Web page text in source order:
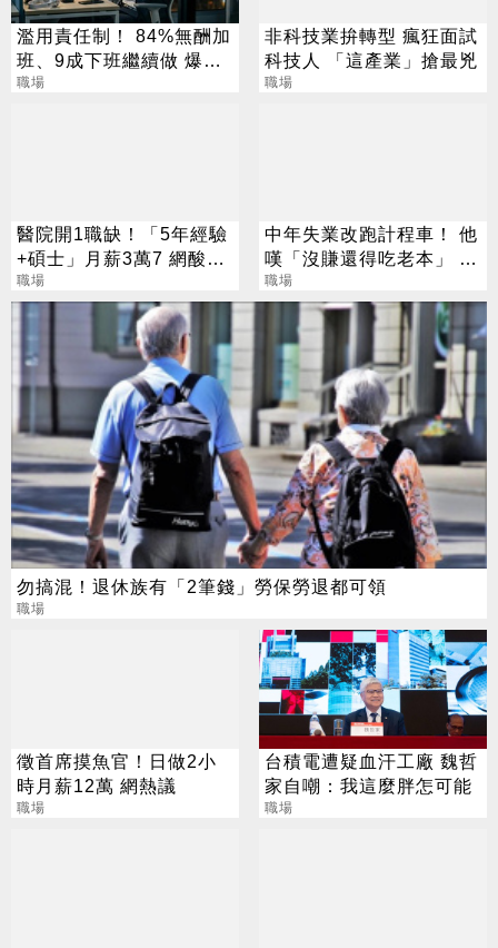
濫用責任制！ 84%無酬加
班、9成下班繼續做 爆肝
世代慘狀曝光
職場
非科技業拚轉型 瘋狂面試
科技人 「這產業」搶最兇
職場
醫院開1職缺！「5年經驗
+碩士」月薪3萬7 網酸：
看護都比這個高
職場
中年失業改跑計程車！ 他
嘆「沒賺還得吃老本」 同
業揭關鍵：月薪10萬
職場
勿搞混！退休族有「2筆錢」勞保勞退都可領
職場
徵首席摸魚官！日做2小
時月薪12萬 網熱議
職場
台積電遭疑血汗工廠 魏哲
家自嘲：我這麼胖怎可能
職場